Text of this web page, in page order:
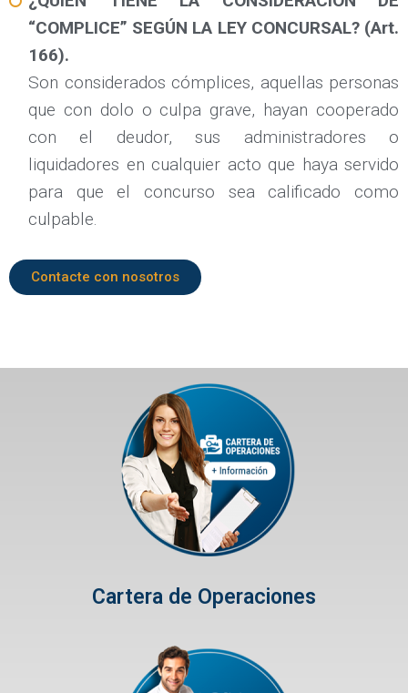
“COMPLICE” SEGÚN LA LEY CONCURSAL? (Art.
166).
Son considerados cómplices, aquellas personas
que con dolo o culpa grave, hayan cooperado
con el deudor, sus administradores o
liquidadores en cualquier acto que haya servido
para que el concurso sea calificado como
culpable.
Contacte con nosotros
Cartera de Operaciones